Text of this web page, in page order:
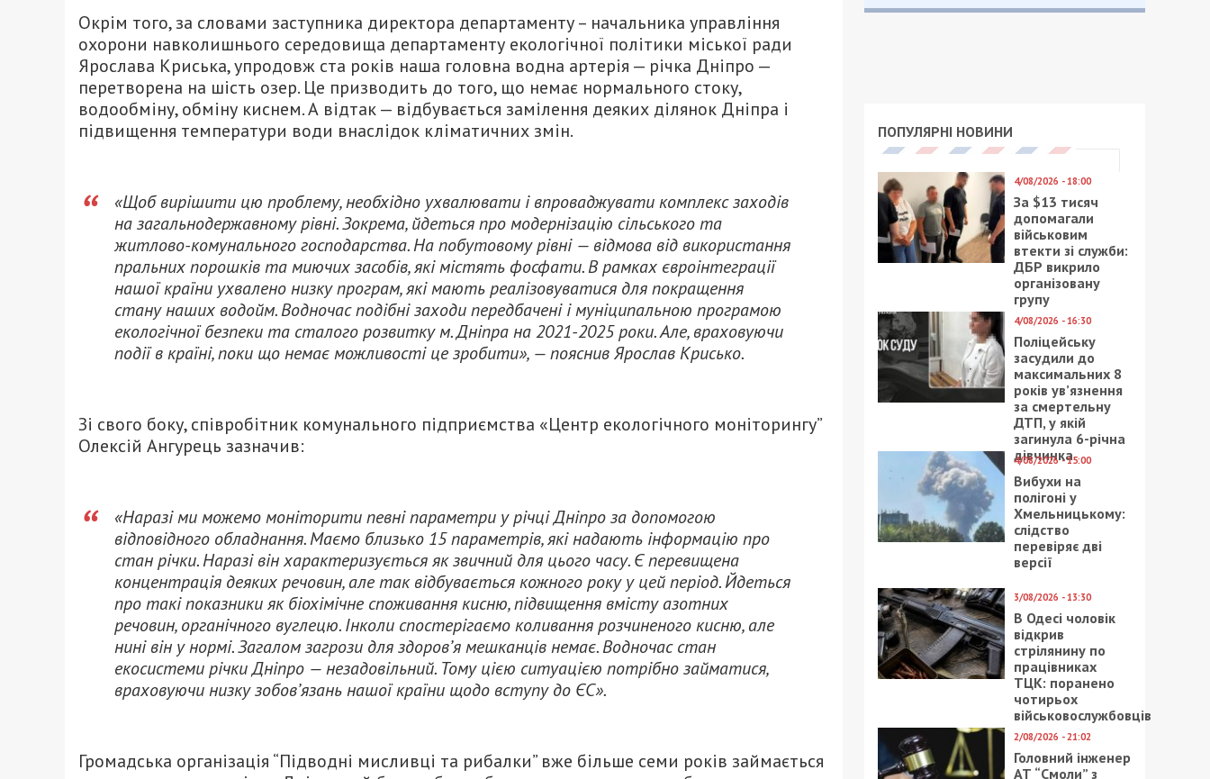
Окрім того, за словами заступника директора департаменту – начальника управління
охорони навколишнього середовища департаменту екологічної політики міської ради
Ярослава Криська, упродовж ста років наша головна водна артерія — річка Дніпро —
перетворена на шість озер. Це призводить до того, що немає нормального стоку,
водообміну, обміну киснем. А відтак — відбувається замілення деяких ділянок Дніпра і
підвищення температури води внаслідок кліматичних змін.
«Щоб вирішити цю проблему, необхідно ухвалювати і впроваджувати комплекс заходів
на загальнодержавному рівні. Зокрема, йдеться про модернізацію сільського та
житлово-комунального господарства. На побутовому рівні — відмова від використання
пральних порошків та миючих засобів, які містять фосфати. В рамках євроінтеграції
нашої країни ухвалено низку програм, які мають реалізовуватися для покращення
стану наших водойм. Водночас подібні заходи передбачені і муніципальною програмою
екологічної безпеки та сталого розвитку м. Дніпра на 2021-2025 роки. Але, враховуючи
події в країні, поки що немає можливості це зробити», — пояснив Ярослав Крисько.
Зі свого боку, співробітник комунального підприємства «Центр екологічного моніторингу”
Олексій Ангурець зазначив:
«Наразі ми можемо моніторити певні параметри у річці Дніпро за допомогою
відповідного обладнання. Маємо близько 15 параметрів, які надають інформацію про
стан річки. Наразі він характеризується як звичний для цього часу. Є перевищена
концентрація деяких речовин, але так відбувається кожного року у цей період. Йдеться
про такі показники як біохімічне споживання кисню, підвищення вмісту азотних
речовин, органічного вуглецю. Інколи спостерігаємо коливання розчиненого кисню, але
нині він у нормі. Загалом загрози для здоров’я мешканців немає. Водночас стан
екосистеми річки Дніпро — незадовільний. Тому цією ситуацією потрібно займатися,
враховуючи низку зобов’язань нашої країни щодо вступу до ЄС».
Громадська організація “Підводні мисливці та рибалки” вже більше семи років займається
ПОПУЛЯРНІ НОВИНИ
4/08/2026 - 18:00
За $13 тисяч
допомагали
військовим
втекти зі служби:
ДБР викрило
організовану
групу
4/08/2026 - 16:30
Поліцейську
засудили до
максимальних 8
років ув’язнення
за смертельну
ДТП, у якій
загинула 6-річна
дівчинка
4/08/2026 - 15:00
Вибухи на
полігоні у
Хмельницькому:
слідство
перевіряє дві
версії
3/08/2026 - 13:30
В Одесі чоловік
відкрив
стрілянину по
працівниках
ТЦК: поранено
чотирьох
військовослужбовців
2/08/2026 - 21:02
Головний інженер
АТ “Смоли” з